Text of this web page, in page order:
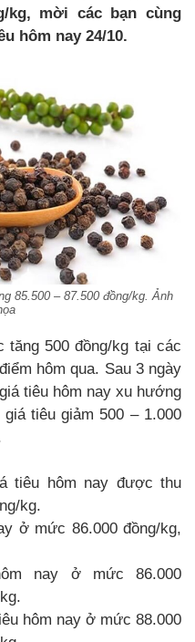
kg, mời các bạn cùng
hôm nay 24/10.
85.500 – 87.500 đồng/kg. Ảnh
500 đồng/kg tại các
hôm qua. Sau 3 ngày
tiêu hôm nay xu hướng
tiêu giảm 500 – 1.000
tiêu hôm nay được thu
kg.
ở mức 86.000 đồng/kg,
nay ở mức 86.000
hôm nay ở mức 88.000